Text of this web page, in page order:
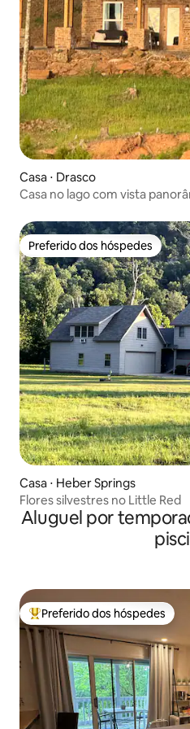
Casa ⋅ Drasco
Casa no lago com vista
Preferido dos hóspedes
Preferido dos hóspedes
Casa ⋅ Heber Springs
Flores silvestres no Little Red
Aluguel por
Entre os melhores preferidos
Preferido dos hóspedes